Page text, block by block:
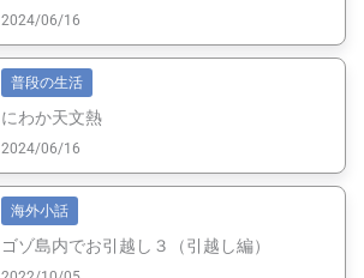
2024/06/16
普段の生活
にわか天文熱
2024/06/16
海外小話
ゴゾ島内でお引越し３（引越し編）